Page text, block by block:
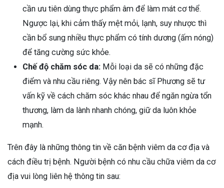
cần ưu tiên dùng thực phẩm âm để làm mát cơ thể.
Ngược lại, khi cảm thấy mệt mỏi, lạnh, suy nhược thì
cần bổ sung nhiều thực phẩm có tính dương (ấm nóng)
để tăng cường sức khỏe.
Chế độ chăm sóc da: Mỗi loại da sẽ có những đặc
điểm và nhu cầu riêng. Vậy nên bác sĩ Phương sẽ tư
vấn kỹ về cách chăm sóc khác nhau để ngăn ngừa tổn
thương, làm da lành nhanh chóng, giữ da luôn khỏe
mạnh.
Trên đây là những thông tin về căn bệnh viêm da cơ địa và
cách điều trị bệnh. Người bệnh có nhu cầu chữa viêm da cơ
địa vui lòng liên hệ thông tin sau: